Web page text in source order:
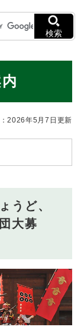
検索
2026年5月7日更新
うど、
大募